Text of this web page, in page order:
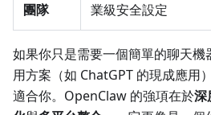
團隊
業級安全設定
如果你只是需要一個簡單的聊天機
用方案（如 ChatGPT 的現成應用
適合你。OpenClaw 的強項在於深